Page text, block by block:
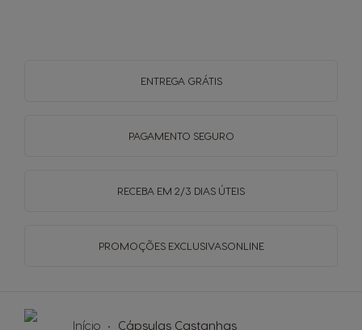
ENTREGA GRÁTIS
PAGAMENTO SEGURO
RECEBA EM 2/3 DIAS ÚTEIS
PROMOÇÕES EXCLUSIVASONLINE
Início Cápsulas Castanhas